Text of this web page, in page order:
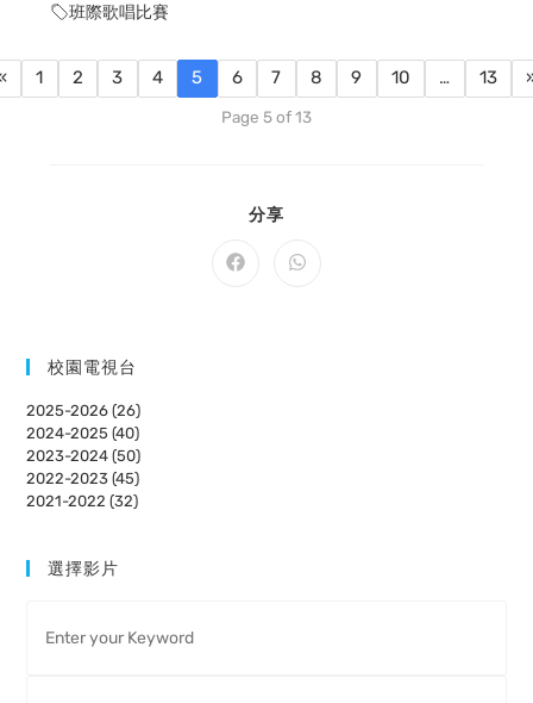
班際歌唱比賽
1 2 3 4 5 6 7 8 9 10 … 13
Page 5 of 13
分享
CONTENT
Opens
Opens
校園電視台
2025-2026 (26)
2024-2025 (40)
2023-2024 (50)
2022-2023 (45)
2021-2022 (32)
選擇影片